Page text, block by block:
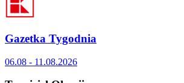
Gazetka Tygodnia
06.08 - 11.08.2026